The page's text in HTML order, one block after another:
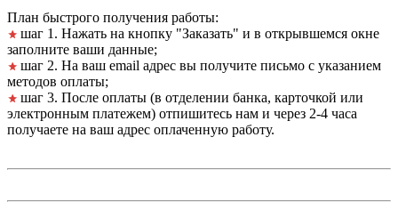
План быстрого получения работы:
шаг 1. Нажать на кнопку "Заказать" и в открывшемся окне
заполните ваши данные;
шаг 2. На ваш email адрес вы получите письмо с указанием
методов оплаты;
шаг 3. После оплаты (в отделении банка, карточкой или
электронным платежем) отпишитесь нам и через 2-4 часа
получаете на ваш адрес оплаченную работу.